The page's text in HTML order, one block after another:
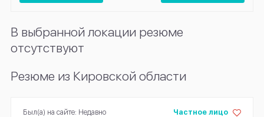
В выбранной локации резюме
отсутствуют
Резюме из Кировской области
Частное лицо
Был(а) на сайте: Недавно